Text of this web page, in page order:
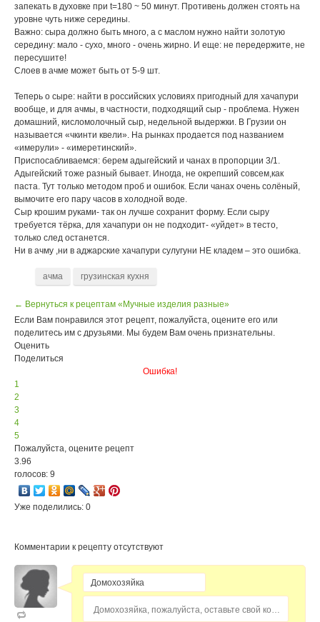
запекать в духовке при t=180 ~ 50 минут. Противень должен стоять на
уровне чуть ниже середины.
Важно: сыра должно быть много, а с маслом нужно найти золотую
середину: мало - сухо, много - очень жирно. И еще: не передержите, не
пересушите!
Слоев в ачме может быть от 5-9 шт.
Теперь о сыре: найти в российских условиях пригодный для хачапури
вообще, и для ачмы, в частности, подходящий сыр - проблема. Нужен
домашний, кисломолочный сыр, недельной выдержки. В Грузии он
называется «чкинти квели». На рынках продается под названием
«имерули» - «имеретинский».
Приспосабливаемся: берем адыгейский и чанах в пропорции 3/1.
Адыгейский тоже разный бывает. Иногда, не окрепший совсем,как
паста. Тут только методом проб и ошибок. Если чанах очень солёный,
вымочите его пару часов в холодной воде.
Сыр крошим руками- так он лучше сохранит форму. Если сыру
требуется тёрка, для хачапури он не подходит- «уйдет» в тесто,
только след останется.
Ни в ачму ,ни в аджарские хачапури сулугуни НЕ кладем – это ошибка.
ачма грузинская кухня
← Вернуться к рецептам «Мучные изделия разные»
Если Вам понравился этот рецепт, пожалуйста, оцените его или
поделитесь им с друзьями. Мы будем Вам очень признательны.
Оценить
Поделиться
Ошибка!
1
2
3
4
5
Пожалуйста, оцените рецепт
3.96
голосов: 9
Уже поделились: 0
Комментарии к рецепту отсутствуют
Домохозяйка, пожалуйста, оставьте свой комментарий...